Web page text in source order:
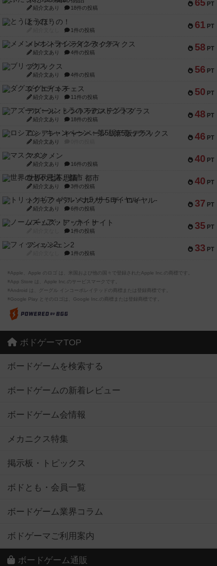
65 PT
紹介文あり 18件の投稿
61 PT
とうほうの！
1件の投稿
58 PT
メメントオンラインタクティクス
紹介文あり 4件の投稿
56 PT
ブリックス
紹介文あり 4件の投稿
50 PT
ダグエイトチェス
紹介文あり 11件の投稿
48 PT
アズール：シントラのステンドグラス
紹介文あり 18件の投稿
46 PT
ロシアン・キャンペーン：第5版デラックス
紹介文あり
40 PT
マスクメン
紹介文あり 16件の投稿
40 PT
世界の七不思議：都市
紹介文あり 3件の投稿
37 PT
トリックギア - ペルソナ5 ザ・ロイヤル-
紹介文あり 6件の投稿
35 PT
ノームズ・アット・ナイト
1件の投稿
33 PT
フィッシェン2
1件の投稿
※Apple、Apple のロゴ は、米国および他の国々で登録されたApple Inc.の商標です。
※App Store は、Apple Inc.のサービスマークです。
※Android は、グーグル インコーポレイテッドの商標または登録商標です。
※Google Play とそのロゴは、Google Inc.の商標または登録商標です。
ボドゲーマTOP
ボードゲームを検索する
ボードゲームの新着レビュー
ボードゲーム会情報
メカニクス特集
掲示板・トピックス
ボドとも・会員一覧
ボードゲーム業界コラム
ボドゲーマご利用案内
ボードゲーム通販